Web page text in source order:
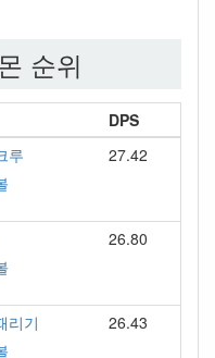
순위
DPS
루
27.42
26.80
리기
26.43